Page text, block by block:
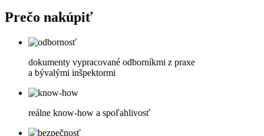
Prečo nakúpiť
dokumenty vypracované odborníkmi z praxe
a bývalými inšpektormi
reálne know-how a spoľahlivosť